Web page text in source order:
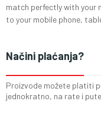
match perfectly with your
to your mobile phone,
Načini plaćanja?
Proizvode možete platiti
jednokratno, na rate i